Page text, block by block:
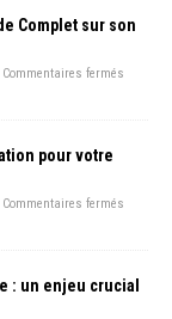
Complet sur son
Commentaires fermés
pour votre
Commentaires fermés
: un enjeu crucial